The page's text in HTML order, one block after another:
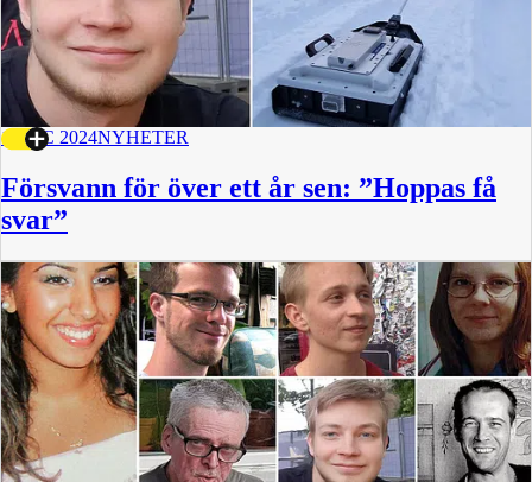
1 DEC 2024NYHETER
Försvann för över ett år sen: ”Hoppas få
svar”